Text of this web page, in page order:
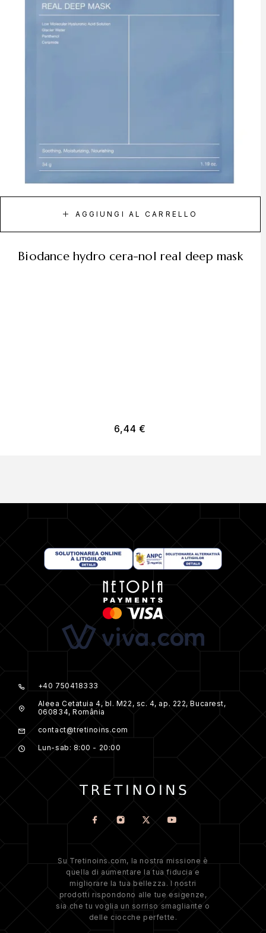
AGGIUNGI AL CARRELLO
biodance hydro cera-nol real deep mask
6,44€
+40 750418333
Aleea Cetatuia 4, bl. M22, sc. 4, ap. 222, Bucarest,
060834, România
contact@tretinoins.com
Lun-sab: 8:00 - 20:00
Su Tretinoins.com, la nostra missione è
quella di aumentare la tua fiducia e
migliorare la tua bellezza. I nostri
prodotti rispondono alle tue esigenze,
sia che tu voglia un sorriso smagliante o
delle ciocche perfette.